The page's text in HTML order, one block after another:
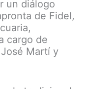
un diálogo
de Fidel,
cargo de
Martí y